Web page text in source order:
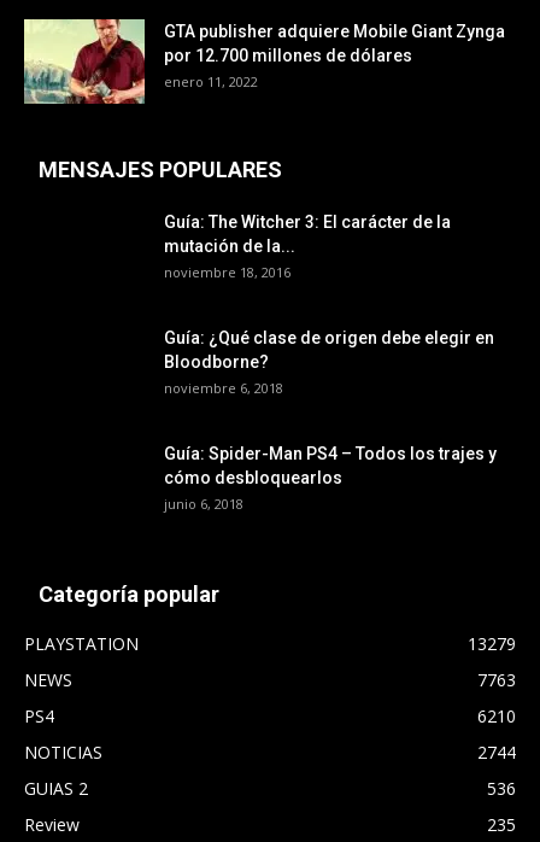
GTA publisher adquiere Mobile Giant Zynga
por 12.700 millones de dólares
enero 11, 2022
MENSAJES POPULARES
Guía: The Witcher 3: El carácter de la
mutación de la...
noviembre 18, 2016
Guía: ¿Qué clase de origen debe elegir en
Bloodborne?
noviembre 6, 2018
Guía: Spider-Man PS4 – Todos los trajes y
cómo desbloquearlos
junio 6, 2018
Categoría popular
PLAYSTATION
13279
NEWS
7763
PS4
6210
NOTICIAS
2744
GUIAS 2
536
Review
235